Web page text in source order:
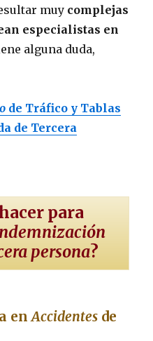
muy complejas
especialistas en
alguna duda,
de Tráfico y Tablas
de Tercera
para
persona?
enAccidentes de